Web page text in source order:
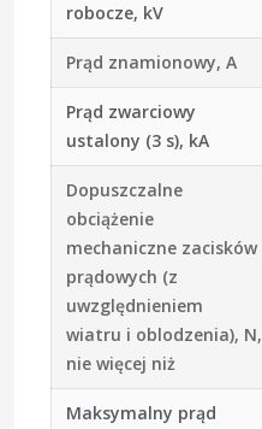
robocze, kV
Prąd znamionowy, A
Prąd zwarciowy
ustalony (3 s), kA
Dopuszczalne
obciążenie
mechaniczne zacisków
prądowych (z
uwzględnieniem
wiatru i oblodzenia), N,
nie więcej niż
Maksymalny prąd